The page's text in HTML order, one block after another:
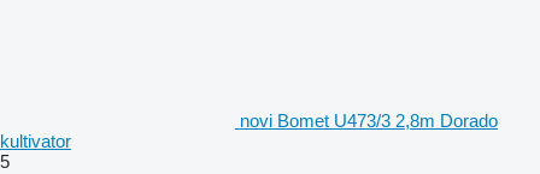
novi Bomet U473/3 2,8m Dorado
kultivator
5